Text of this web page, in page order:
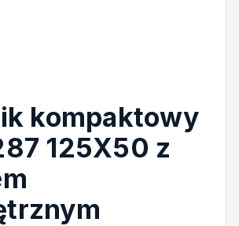
kompaktowy
125X50 z